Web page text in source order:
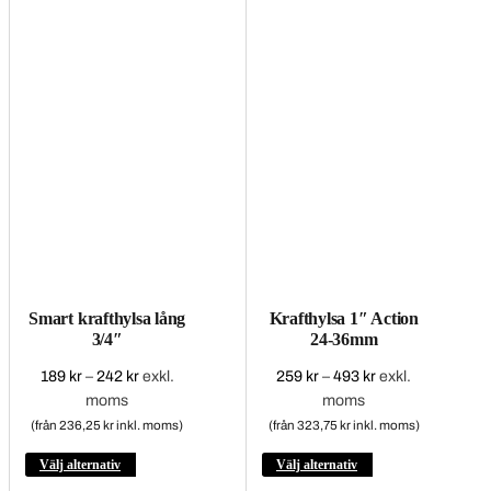
Smart krafthylsa lång
3/4″
189 kr – 242 krPrisintervall:
till
exkl.
moms
(från 236,25 kr inkl. moms)
Välj alternativ
Krafthylsa 1″ Action
24-36mm
259 kr – 493 kr Prisintervall:
till
exkl.
moms
(från 323,75 kr inkl. moms)
Välj alternativ